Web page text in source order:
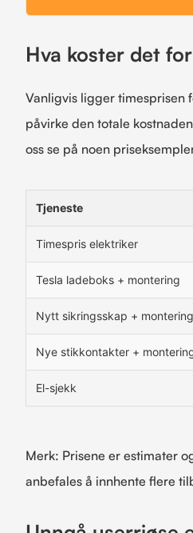
Hva koster det
Vanligvis ligger timesprisen
påvirke den totale
oss se på noen
Tjeneste
Timespris elektriker
Tesla ladeboks + montering
Nytt sikringsskap + montering
Nye stikkontakter +
El-sjekk
Merk: Prisene er estimater
anbefales å innhente flere